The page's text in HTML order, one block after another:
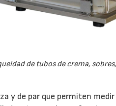
de tubos de crema,
y de par que permiten